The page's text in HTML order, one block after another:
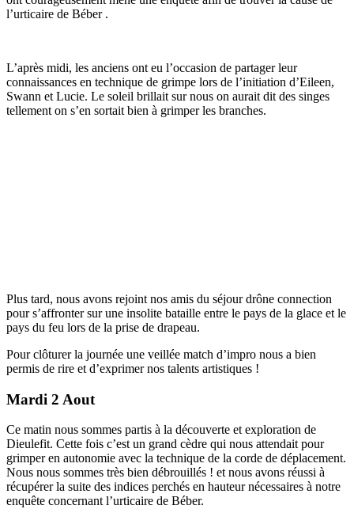
l’urticaire de Béber .
L’après midi, les anciens ont eu l’occasion de partager leur
connaissances en technique de grimpe lors de l’initiation d’Eileen,
Swann et Lucie. Le soleil brillait sur nous on aurait dit des singes
tellement on s’en sortait bien à grimper les branches.
Plus tard, nous avons rejoint nos amis du séjour drône connection
pour s’affronter sur une insolite bataille entre le pays de la glace et le
pays du feu lors de la prise de drapeau.
Pour clôturer la journée une veillée match d’impro nous a bien
permis de rire et d’exprimer nos talents artistiques !
Mardi 2 Aout
Ce matin nous sommes partis à la découverte et exploration de
Dieulefit. Cette fois c’est un grand cèdre qui nous attendait pour
grimper en autonomie avec la technique de la corde de déplacement.
Nous nous sommes très bien débrouillés ! et nous avons réussi à
récupérer la suite des indices perchés en hauteur nécessaires à notre
enquête concernant l’urticaire de Béber.